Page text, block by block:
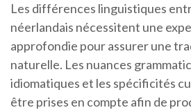
Les différences linguistiques
néerlandais nécessitent une
approfondie pour assurer une
naturelle. Les nuances
idiomatiques et les spécificités
être prises en compte afin de